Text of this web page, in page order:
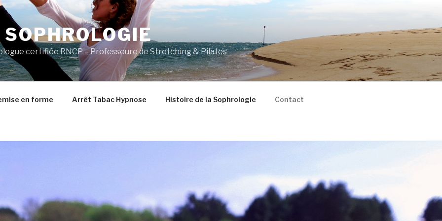
certifiée RNCP – Professeure de Stretching & Pilates
en forme Arrêt Tabac Hypnose Histoire de la Sophrologie Contact